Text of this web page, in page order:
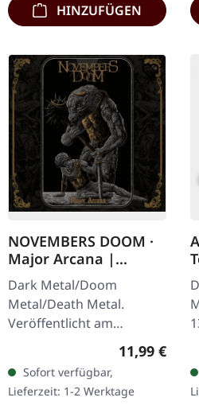
HINZUFÜGEN
NOVEMBERS DOOM ·
Major Arcana |
DIGIPAK CD
Dark Metal/Doom
Metal/Death Metal.
Veröffentlicht am
19.09.2025, auf Prophecy
Productions. CD im 4-
seitigen DigPak mit 12-
seitigem Booklet. Nach…
Regulärer
11,99 €
Sofort verfügbar,
Lieferzeit: 1-2 Werktage